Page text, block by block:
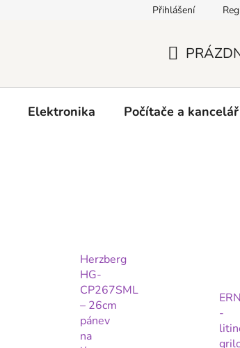
Přihlášení
KOŠÍK
Elektronika Počítače a kancelář
Herzberg
HG-
CP267SML
– 26cm
pánev
na
-